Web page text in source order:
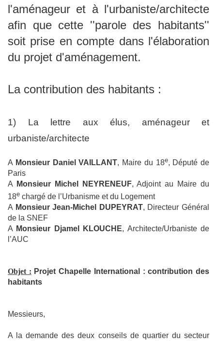
l'aménageur et à l'urbaniste/architecte
afin que cette ''parole des habitants''
soit prise en compte dans l'élaboration
du projet d'aménagement.
La contribution des habitants :
1) La lettre aux élus, aménageur et
urbaniste/architecte
A Monsieur Daniel VAILLANT, Maire du 18e, Député de
Paris
A
Monsieur Michel NEYRENEUF, Adjoint au Maire du
18e chargé de l’Urbanisme et du Logement
A Monsieur Jean-Michel DUPEYRAT, Directeur Général
de la SNEF
A Monsieur Djamel KLOUCHE, Architecte/Urbaniste de
l’AUC
Objet : Projet Chapelle International : contribution des
habitants
Messieurs,
A la demande des deux conseils de quartier du secteur